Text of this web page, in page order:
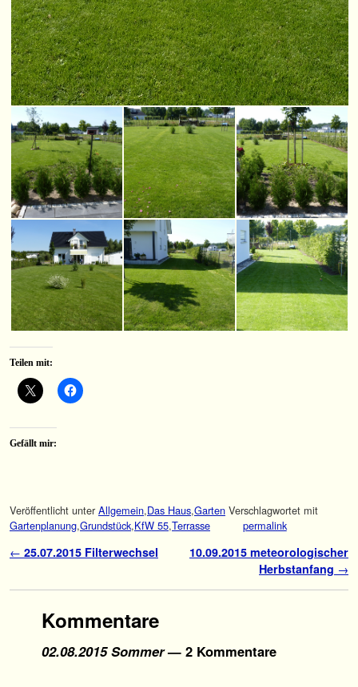
Teilen mit:
Gefällt mir:
Veröffentlicht unter Allgemein,Das Haus,Garten Verschlagwortet mit
Gartenplanung,Grundstück,KfW 55,Terrasse permalink
Artikelnavigation
← 25.07.2015 Filterwechsel
10.09.2015 meteorologischer
Herbstanfang →
Kommentare
02.08.2015 Sommer— 2 Kommentare